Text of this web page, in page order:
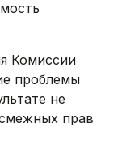
Комиссии
проблемы
не
прав